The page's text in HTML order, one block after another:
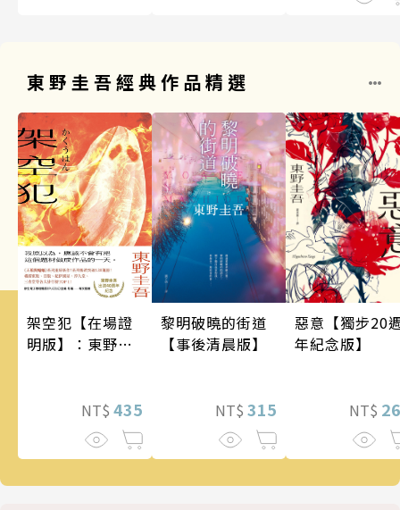
東野圭吾經典作品精選
架空犯【在場證
明版】：東野圭
蝠》系列重磅新
NT$ 435
黎明破曉的街道
【事後清晨版】
NT$ 315
惡意【獨步20
年紀念版】
NT$